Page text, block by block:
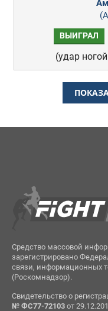
ВЫИГРАЛ
(удар
Средство массовой
зарегистрировано
связи, информационных
(Роскомнадзор).
Свидетельство о
№ ФС77-72103от